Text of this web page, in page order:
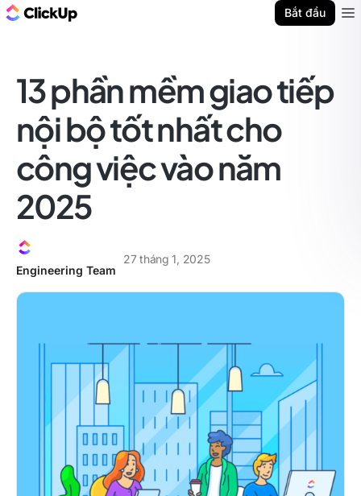
Bắt đầu
13 phần mềm giao tiếp
nội bộ tốt nhất cho
công việc vào năm
2025
Engineering Team
27 tháng 1, 2025